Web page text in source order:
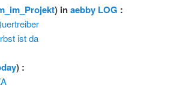
) inaebby LOG :
ist da
) :